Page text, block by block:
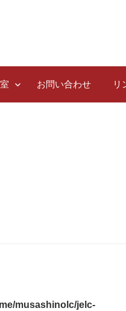
お問い合わせ リ
musashinolc/jelc-